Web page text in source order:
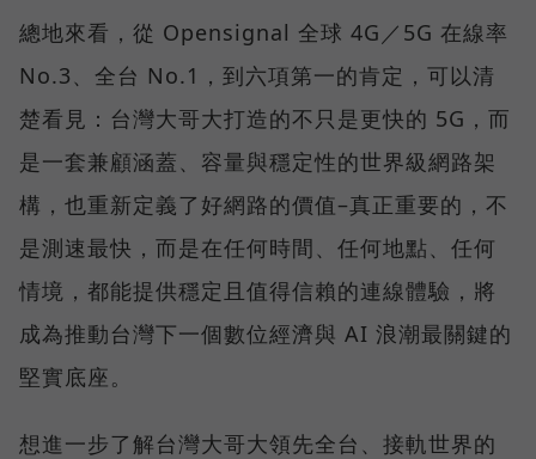
總地來看，從 Opensignal 全球 4G／5G 在線率
No.3、全台 No.1，到六項第一的肯定，可以清
楚看見：台灣大哥大打造的不只是更快的 5G，而
是一套兼顧涵蓋、容量與穩定性的世界級網路架
構，也重新定義了好網路的價值–真正重要的，不
是測速最快，而是在任何時間、任何地點、任何
情境，都能提供穩定且值得信賴的連線體驗，將
成為推動台灣下一個數位經濟與 AI 浪潮最關鍵的
堅實底座。
想進一步了解台灣大哥大領先全台、接軌世界的